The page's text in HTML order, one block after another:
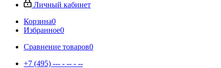
Личный кабинет
Корзина0
Избранное0
Сравнение товаров0
+7 (495) --- - -- - --